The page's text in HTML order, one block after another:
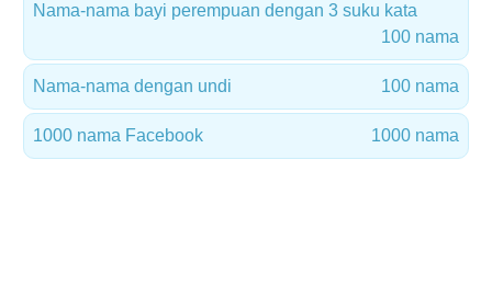
Nama-nama bayi perempuan dengan 3 suku kata
100 nama
Nama-nama dengan undi 100 nama
1000 nama Facebook 1000 nama